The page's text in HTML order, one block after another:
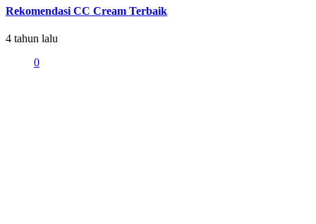
Rekomendasi CC Cream Terbaik
4 tahun lalu
0